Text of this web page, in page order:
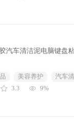
汽车清洁泥电脑键盘
美容养护
汽车
3.3 9%